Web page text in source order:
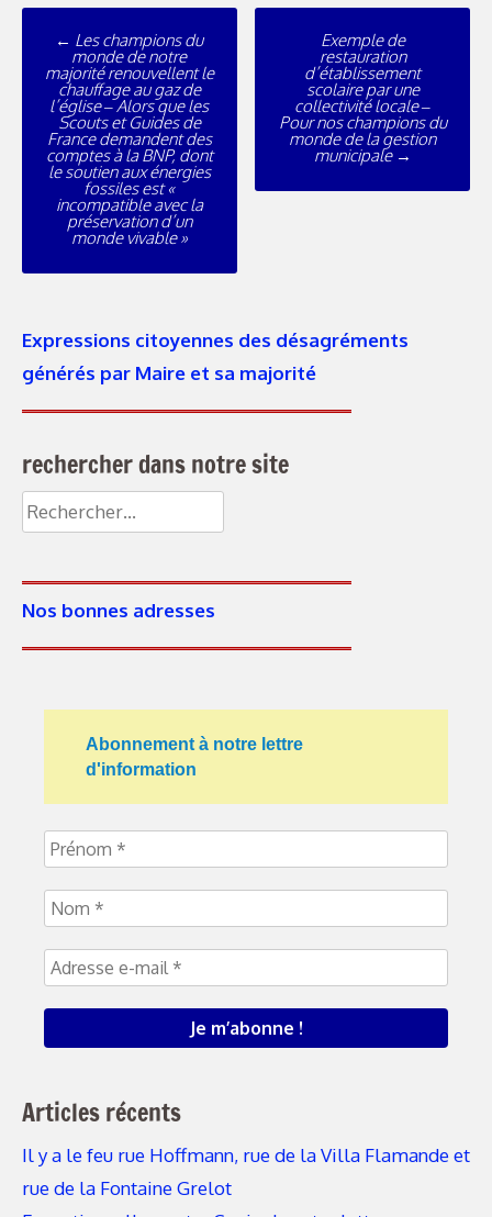
← Les champions du
monde de notre
majorité renouvellent le
chauffage au gaz de
l’église – Alors que les
Scouts et Guides de
France demandent des
comptes à la BNP, dont
le soutien aux énergies
fossiles est «
incompatible avec la
préservation d’un
monde vivable »
Exemple de
restauration
d’établissement
scolaire par une
collectivité locale –
Pour nos champions du
monde de la gestion
municipale →
Expressions citoyennes des désagréments
générés par Maire et sa majorité
rechercher dans notre site
Nos bonnes adresses
Abonnement à notre lettre
d'information
Articles récents
Il y a le feu rue Hoffmann, rue de la Villa Flamande et
rue de la Fontaine Grelot